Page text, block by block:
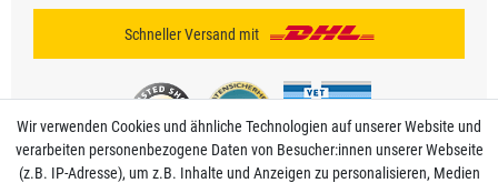
Schneller Versand mit
Wir verwenden Cookies und ähnliche Technologien auf unserer Website und
verarbeiten personenbezogene Daten von Besucher:innen unserer Webseite
(z.B. IP-Adresse), um z.B. Inhalte und Anzeigen zu personalisieren, Medien